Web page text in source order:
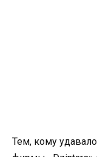
Тем, кому